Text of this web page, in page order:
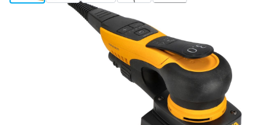
kr Inkl. moms
Lägg till i kundvagn
skickas idag